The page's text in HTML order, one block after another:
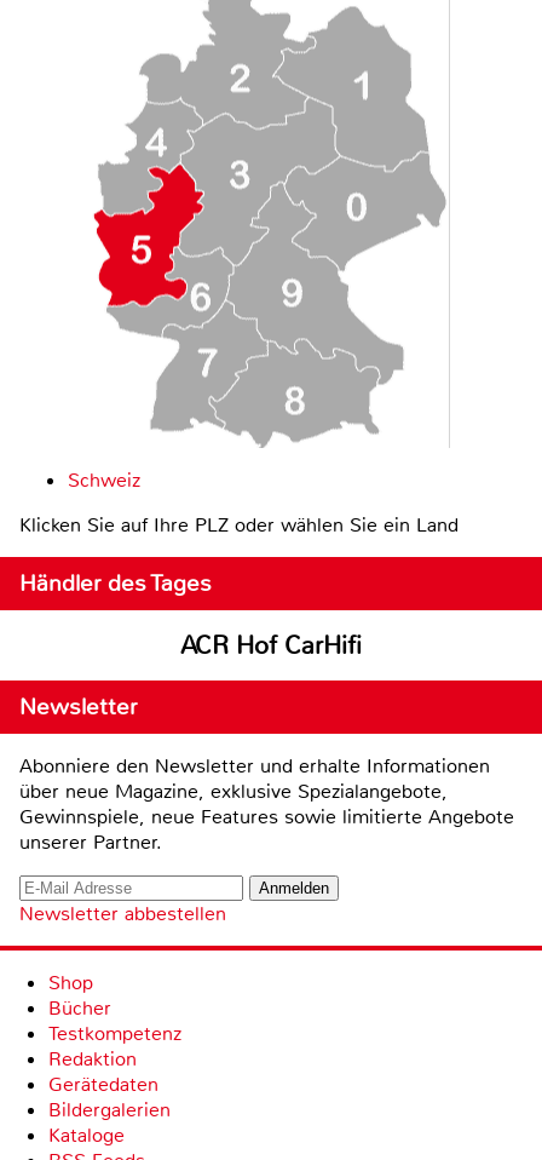
Schweiz
Klicken Sie auf Ihre PLZ oder wählen Sie ein Land
Händler des Tages
ACR Hof CarHifi
Newsletter
Abonniere den Newsletter und erhalte Informationen
über neue Magazine, exklusive Spezialangebote,
Gewinnspiele, neue Features sowie limitierte Angebote
unserer Partner.
Newsletter abbestellen
Shop
Bücher
Testkompetenz
Redaktion
Gerätedaten
Bildergalerien
Kataloge